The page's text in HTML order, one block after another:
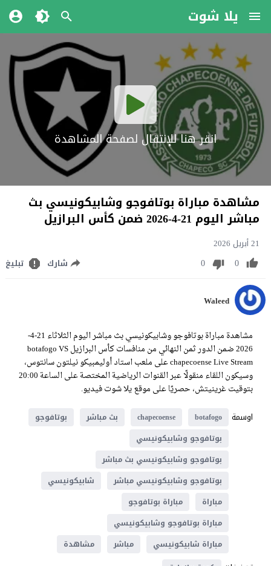
يلا شوت
انقر هنا للإنتقال لصفحة المشاهدة
مشاهدة مباراة بوتافوجو وشابيكونيسي بث
مباشر اليوم 21-4-2026 ضمن كأس البرازيل
21 أبريل 2026
0
0 شارك تبليغ
Waleed
مشاهدة مباراة بوتافوجو وشابيكونيسي بث مباشر اليوم الثلاثاء 21-4-
2026 ضمن الدور ثمن النهائي من منافسات كأس البرازيل botafogo VS
chapecoense Live Stream على ملعب استاد أوليمبيكو نيلتون سانتوس،
وسيكون اللقاء منقولًا عبر القنوات الرياضية المختصة على الساعة 20:00
بتوقيت غرينيتش، حصريًا على موقع يلا شوت فيديو.
اوسمة
botafogo
chapecoense بث مباشر
بوتافوجو
بوتافوجو وشابيكونيسي
بوتافوجو وشابيكونيسي بث مباشر
بوتافوجو وشابيكونيسي مباشر
شابيكونيسي
مباراة
مباراة بوتافوجو
مباراة بوتافوجو وشابيكونيسي
مباراة شابيكونيسي
مباشر مشاهدة